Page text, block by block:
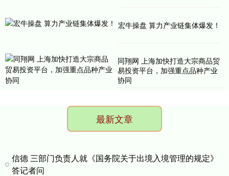
宏牛操盘 算力产业链集体爆发！
同翔网 上海加快打造大宗商品贸
易投资平台，加强重点品种产业
协同
最新文章
信德 三部门负责人就《国务院关于出境入境管理的规定》
答记者问